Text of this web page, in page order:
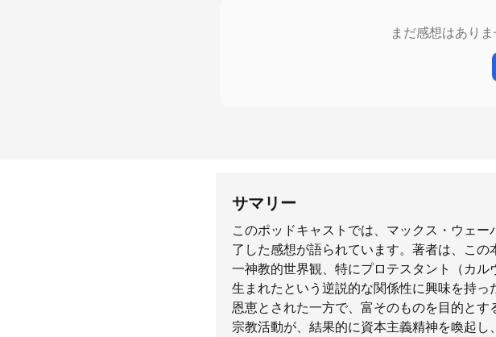
まだ感想はあり
サマリー
このポッドキャストでは、マックス・ウェ
了した感想が語られています。著者は、こ
一神教的世界観、特にプロテスタント（カ
生まれたという逆説的な関係性に興味を持
恩恵とされた一方で、富そのものを目的と
宗教活動が、結果的に資本主義精神を喚起